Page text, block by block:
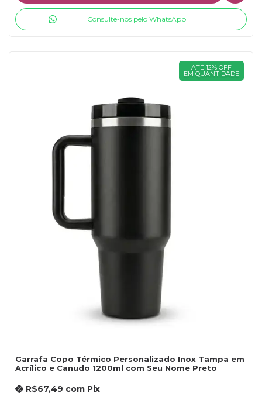
Consulte-nos pelo WhatsApp
ATÉ 12% OFF
EM QUANTIDADE
Garrafa Copo Térmico Personalizado Inox Tampa em
Acrílico e Canudo 1200ml com Seu Nome Preto
R$67,49 com Pix